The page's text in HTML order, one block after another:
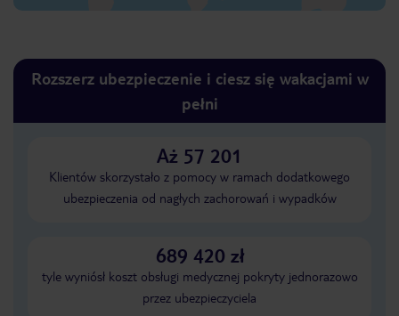
Rozszerz ubezpieczenie i ciesz się wakacjami w
pełni
Aż 57 201
Klientów skorzystało z pomocy w ramach dodatkowego
ubezpieczenia od nagłych zachorowań i wypadków
689 420 zł
tyle wyniósł koszt obsługi medycznej pokryty jednorazowo
przez ubezpieczyciela